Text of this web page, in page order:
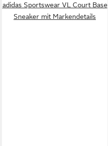
adidas Sportswear VL Court Base
Sneaker mit Markendetails